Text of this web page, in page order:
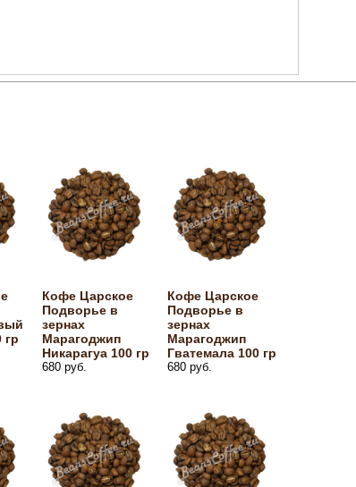
Кофе Царское
Подворье в
зернах
Марагоджип
Никарагуа 100 гр
680 руб.
Кофе Царское
Подворье в
зернах
Марагоджип
Гватемала 100 гр
680 руб.